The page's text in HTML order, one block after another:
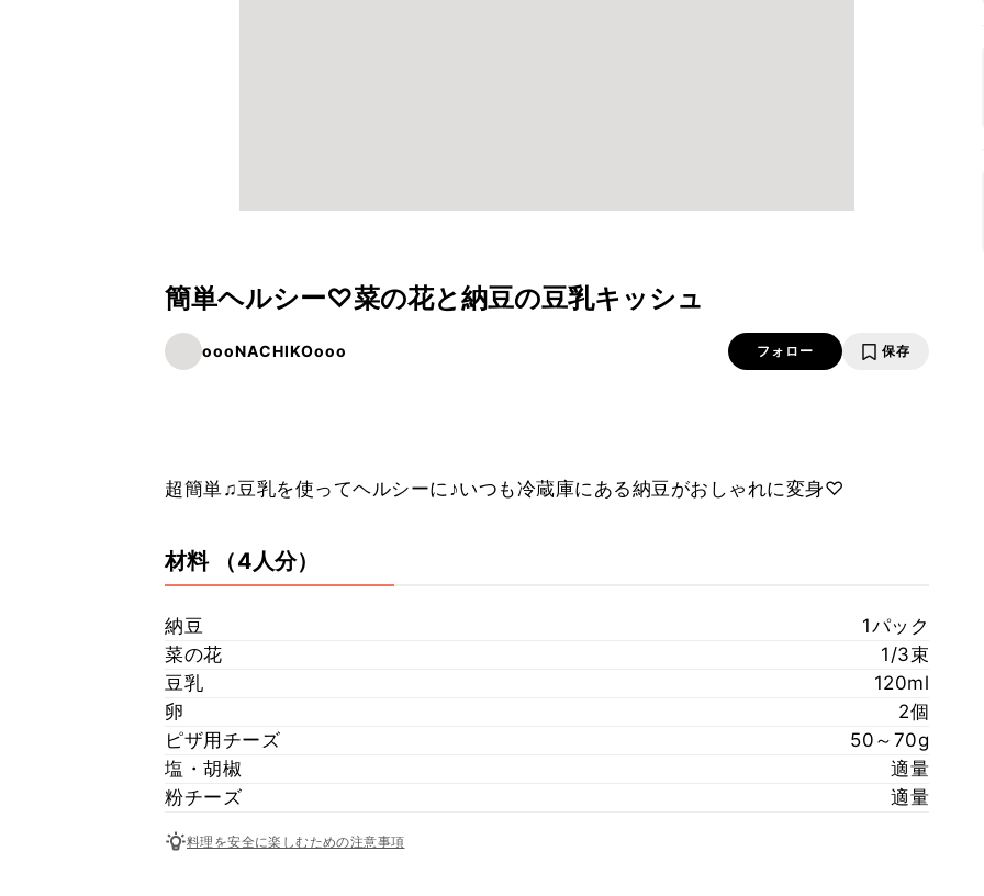
簡単ヘルシー♡菜の花と納豆の豆乳キッシュ
oooNACHIKOooo フォロー 保存
超簡単♫豆乳を使ってヘルシーに♪いつも冷蔵庫にある納豆がおしゃれに変身♡
材料 （4人分）
納豆
1パック
菜の花
1/3束
豆乳
120ml
卵
2個
ピザ用チーズ
50～70g
塩・胡椒
適量
粉チーズ
適量
料理を安全に楽しむための注意事項